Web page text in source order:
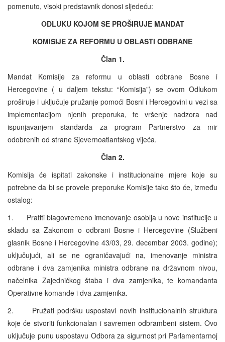
pomenuto, visoki predstavnik donosi sljedeću:
ODLUKU KOJOM SE PROŠIRUJE MANDAT
KOMISIJE ZA REFORMU U OBLASTI ODBRANE
Član 1.
Mandat Komisije za reformu u oblasti odbrane Bosne i
Hercegovine ( u daljem tekstu: “Komisija”) se ovom Odlukom
proširuje i uključuje pružanje pomoći Bosni i Hercegovini u vezi sa
implementacijom njenih preporuka, te vršenje nadzora nad
ispunjavanjem standarda za program Partnerstvo za mir
odobrenih od strane Sjevernoatlantskog vijeća.
Član 2.
Komisija će ispitati zakonske i institucionalne mjere koje su
potrebne da bi se provele preporuke Komisije tako što će, između
ostalog:
1. Pratiti blagovremeno imenovanje osoblja u nove institucije u
skladu sa Zakonom o odbrani Bosne i Hercegovine (Službeni
glasnik Bosne i Hercegovine 43/03, 29. decembar 2003. godine);
uključujući, ali se ne ograničavajući na, imenovanje ministra
odbrane i dva zamjenika ministra odbrane na državnom nivou,
načelnika Zajedničkog štaba i dva zamjenika, te komandanta
Operativne komande i dva zamjenika.
2. Pružati podršku uspostavi novih institucionalnih struktura
koje će stvoriti funkcionalan i savremen odbrambeni sistem. Ovo
uključuje punu uspostavu Odbora za sigurnost pri Parlamentarnoj